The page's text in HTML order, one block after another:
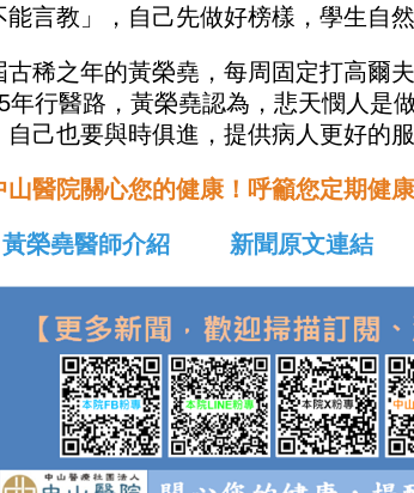
能言教」，自己先做好榜樣，學生自然
古稀之年的黃榮堯，每周固定打高爾
年行醫路，黃榮堯認為，悲天憫人是
自己也要與時俱進，提供病人更好的服
山醫院關心您的健康！呼籲您定期健
黃榮堯醫師介紹
新聞原文連結